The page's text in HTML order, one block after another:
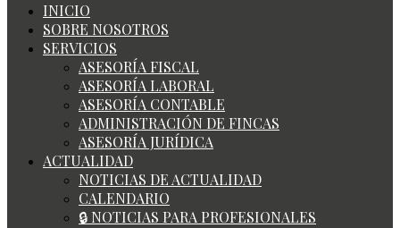
INICIO
SOBRE NOSOTROS
SERVICIOS
ASESORÍA FISCAL
ASESORÍA LABORAL
ASESORÍA CONTABLE
ADMINISTRACIÓN DE FINCAS
ASESORÍA JURÍDICA
ACTUALIDAD
NOTICIAS DE ACTUALIDAD
CALENDARIO
🔒 NOTICIAS PARA PROFESIONALES